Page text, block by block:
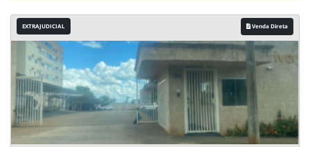
EXTRAJUDICIAL Venda Direta